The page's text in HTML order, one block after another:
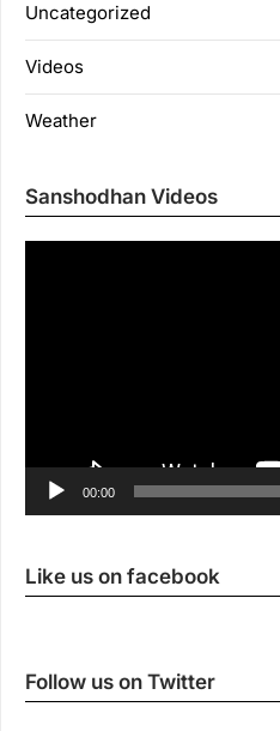
Uncategorized
Videos
Weather
Sanshodhan Videos
00:00
Like us on facebook
Follow us on Twitter